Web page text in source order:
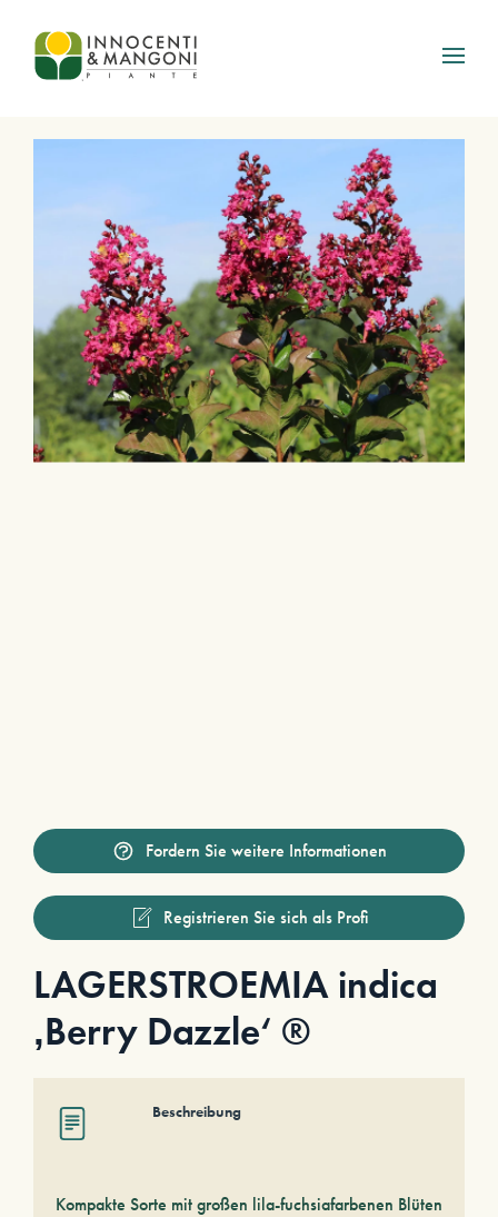
Skip to main content
Fordern Sie weitere Informationen
Registrieren Sie sich als Profi
LAGERSTROEMIA indica
‚Berry Dazzle‘ ®
Beschreibung
Kompakte Sorte mit großen lila-fuchsiafarbenen Blüten